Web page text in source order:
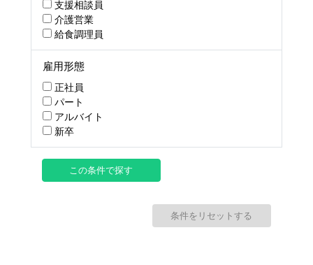
支援相談員
介護営業
給食調理員
雇用形態
正社員
パート
アルバイト
新卒
この条件で探す
条件をリセットする